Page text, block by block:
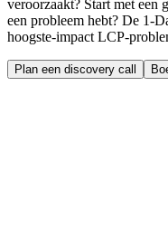
veroorzaakt? Start met een
een probleem hebt? De 1-
hoogste-impact LCP-
Plan een discovery call